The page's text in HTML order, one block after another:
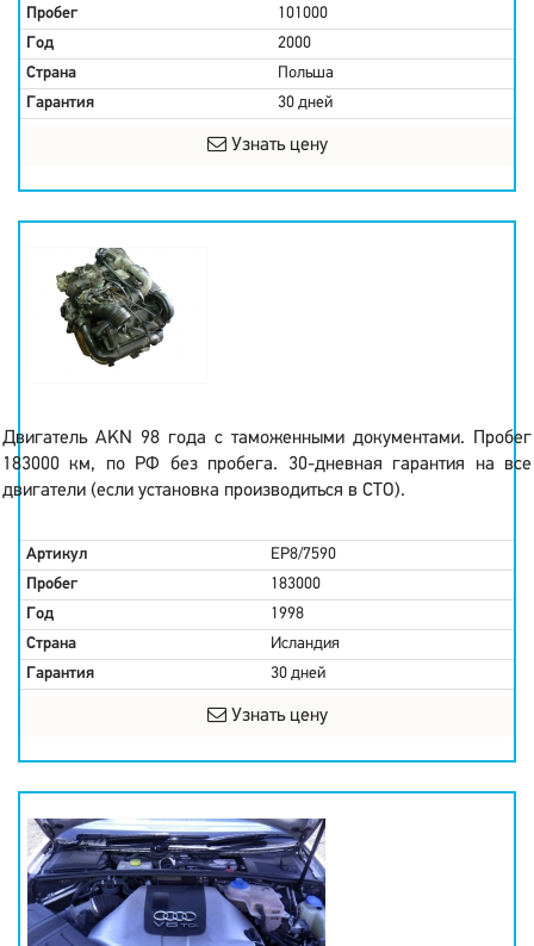
Пробег
101000
Год
2000
Страна
Польша
Гарантия
30 дней
Узнать цену
Двигатель AKN 98 года с таможенными документами. Пробег
183000 км, по РФ без пробега. 30-дневная гарантия на все
двигатели (если установка производиться в СТО).
Артикул
EP8/7590
Пробег
183000
Год
1998
Страна
Исландия
Гарантия
30 дней
Узнать цену